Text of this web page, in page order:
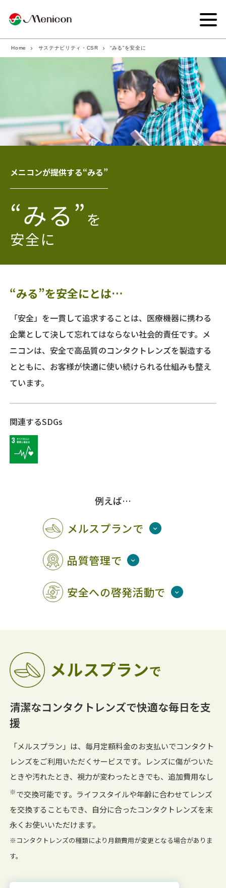
企業情報
IR情報
ニュース
採用情報
医療従事者向け情報
Home サステナビリティ・CSR “みる”を安全に
メニコンが提供する“みる”
“みる” を
安全に
“みる”を安全にとは…
「安全」を一貫して追求することは、医療機器に携わる
企業として決して忘れてはならない社会的責任です。メ
ニコンは、安全で高品質のコンタクトレンズを製造する
とともに、お客様が快適に使い続けられる仕組みも整え
ています。
関連するSDGs
例えば…
メルスプランで
品質管理で
安全への啓発活動で
メルスプランで
清潔なコンタクトレンズで快適な毎日を支
援
「メルスプラン」は、毎月定額料金のお支払いでコンタクト
レンズをご利用いただくサービスです。レンズに傷がついた
ときや汚れたとき、視力が変わったときでも、追加費用なし
※で交換可能です。ライフスタイルや年齢に合わせてレンズ
を交換することもでき、自分に合ったコンタクトレンズを末
永くお使いいただけます。
※コンタクトレンズの種類により月額費用が変更となる場合がありま
す。